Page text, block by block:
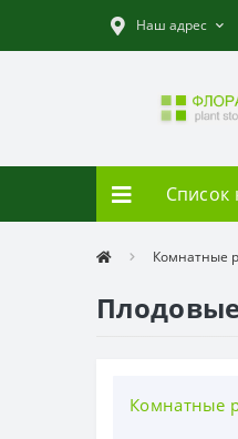
Наш адрес
Список
Комнатные
Комнатные